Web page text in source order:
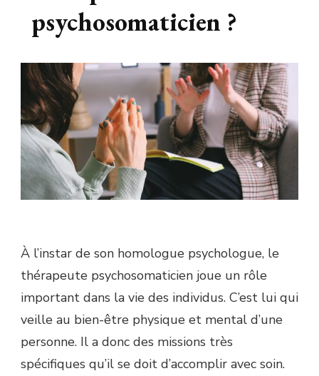
psychosomaticien ?
À l’instar de son homologue psychologue, le
thérapeute psychosomaticien joue un rôle
important dans la vie des individus. C’est lui qui
veille au bien-être physique et mental d’une
personne. Il a donc des missions très
spécifiques qu’il se doit d’accomplir avec soin.